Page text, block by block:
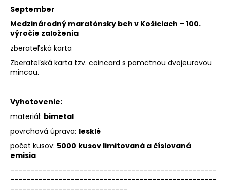
September
Medzinárodný maratónsky beh v Košiciach – 100.
výročie založenia
zberateľská karta
Zberateľská karta tzv. coincard s pamätnou dvojeurovou
mincou.
Vyhotovenie:
materiál: bimetal
povrchová úprava: lesklé
počet kusov: 5000 kusov limitovaná a číslovaná
emisia
---------------------------------------------------
---------------------------------------------------
-----------------------------